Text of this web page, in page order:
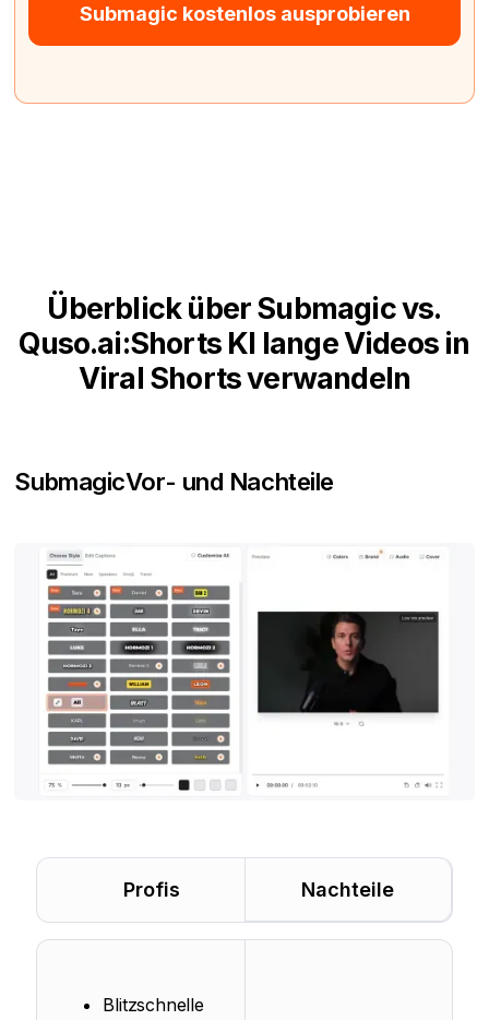
Submagic kostenlos ausprobieren
Überblick über Submagic vs.
Quso.ai:Shorts KI lange Videos in
Viral Shorts verwandeln
SubmagicVor- und Nachteile
Profis Nachteile
Blitzschnelle